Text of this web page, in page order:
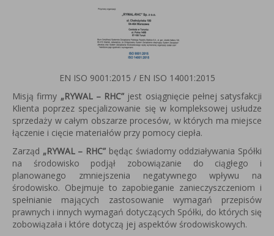
EN ISO 9001:2015 / EN ISO 14001:2015
Misją firmy „RYWAL – RHC” jest osiągnięcie pełnej satysfakcji
Klienta poprzez specjalizowanie się w kompleksowej usłudze
sprzedaży w całym obszarze procesów, w których ma miejsce
łączenie i cięcie materiałów przy pomocy ciepła.
Zarząd „RYWAL – RHC” będąc świadomy oddziaływania Spółki
na środowisko podjął zobowiązanie do ciągłego i
planowanego zmniejszenia negatywnego wpływu na
środowisko. Obejmuje to zapobieganie zanieczyszczeniom i
spełnianie mających zastosowanie wymagań przepisów
prawnych i innych wymagań dotyczących Spółki, do których się
zobowiązała i które dotyczą jej aspektów środowiskowych.